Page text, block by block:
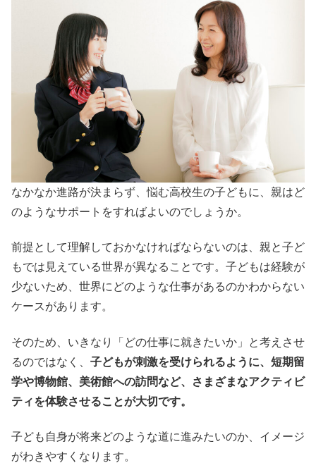
なかなか進路が決まらず、悩む高校生の子どもに、親はど
のようなサポートをすればよいのでしょうか。
前提として理解しておかなければならないのは、親と子ど
もでは見えている世界が異なることです。子どもは経験が
少ないため、世界にどのような仕事があるのかわからない
ケースがあります。
そのため、いきなり「どの仕事に就きたいか」と考えさせ
るのではなく、 子どもが刺激を受けられるように、短期留
学や博物館、美術館への訪問など、さまざまなアクティビ
ティを体験させることが大切です。
子ども自身が将来どのような道に進みたいのか、イメージ
がわきやすくなります。